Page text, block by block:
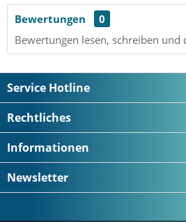
Bewertungen
0
Bewertungen lesen, schreiben und
Service Hotline
Rechtliches
Informationen
Newsletter